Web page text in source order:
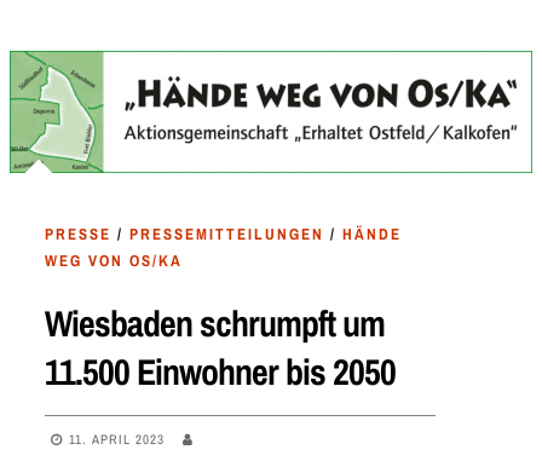
PRESSE / PRESSEMITTEILUNGEN / HÄNDE
WEG VON OS/KA
Wiesbaden schrumpft um
11.500 Einwohner bis 2050
11. APRIL 2023